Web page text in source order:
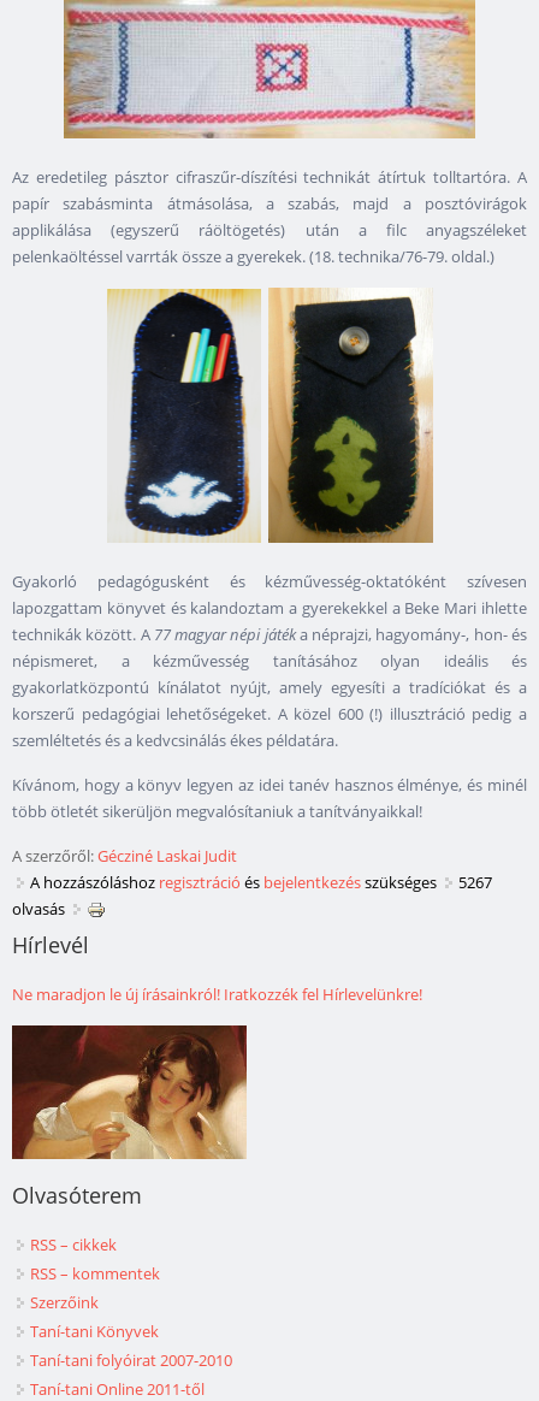
Az eredetileg pásztor cifraszűr-díszítési technikát átírtuk tolltartóra. A
papír szabásminta átmásolása, a szabás, majd a posztóvirágok
applikálása (egyszerű ráöltögetés) után a filc anyagszéleket
pelenkaöltéssel varrták össze a gyerekek. (18. technika/76-79. oldal.)
Gyakorló pedagógusként és kézművesség-oktatóként szívesen
lapozgattam könyvet és kalandoztam a gyerekekkel a Beke Mari ihlette
technikák között. A 77 magyar népi játéka néprajzi, hagyomány-, hon- és
népismeret, a kézművesség tanításához olyan ideális és
gyakorlatközpontú kínálatot nyújt, amely egyesíti a tradíciókat és a
korszerű pedagógiai lehetőségeket. A közel 600 (!) illusztráció pedig a
szemléltetés és a kedvcsinálás ékes példatára.
Kívánom, hogy a könyv legyen az idei tanév hasznos élménye, és minél
több ötletét sikerüljön megvalósítaniuk a tanítványaikkal!
A szerzőről:Gécziné Laskai Judit
A hozzászóláshoz regisztráció és bejelentkezésszükséges
5267
olvasás
Hírlevél
Ne maradjon le új írásainkról! Iratkozzék fel Hírlevelünkre!
Olvasóterem
RSS – cikkek
RSS – kommentek
Szerzőink
Taní-tani Könyvek
Taní-tani folyóirat 2007-2010
Taní-tani Online 2011-től